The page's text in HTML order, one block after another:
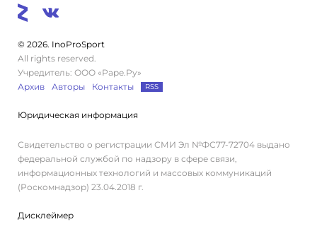
© 2026. InoProSport
All rights reserved.
Учредитель: ООО «Раре.Ру»
Архив
Авторы Контакты RSS
Юридическая информация
Свидетельство о регистрации СМИ Эл №ФС77-72704 выдано
федеральной службой по надзору в сфере связи,
информационных технологий и массовых коммуникаций
(Роскомнадзор) 23.04.2018 г.
Дисклеймер